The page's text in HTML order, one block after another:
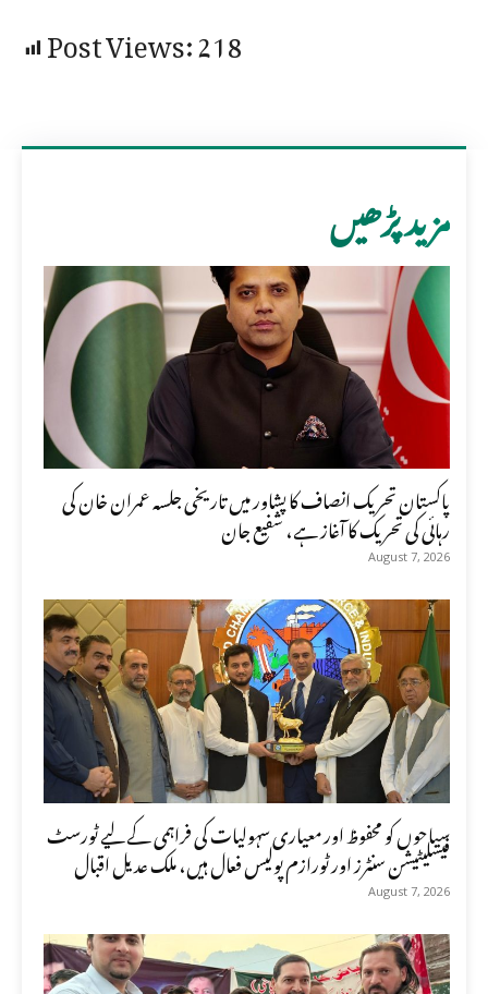
Post Views:218
مزید پڑھیں
پاکستان تحریک انصاف کا پشاور میں تاریخی جلسہ عمران خان کی
رہائی کی تحریک کا آغاز ہے، شفیع جان
August 7, 2026
سیاحوں کو محفوظ اور معیاری سہولیات کی فراہمی کے لیے ٹورسٹ
فیسلیٹیشن سنٹرز اور ٹورازم پولیس فعال ہیں، ملک عدیل اقبال
August 7, 2026